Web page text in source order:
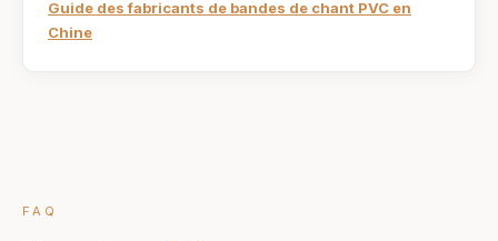
Guide des fabricants de bandes de chant PVC en
Chine
FAQ